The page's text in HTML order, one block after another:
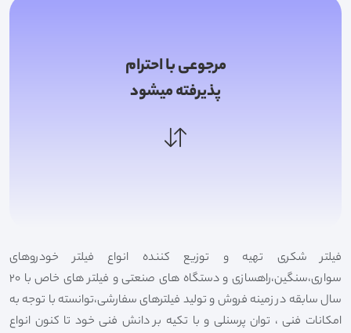
مرجوعی با احترام
پذیرفته میشود
فیلتر شکری تهیه و توزیع کننده انواع فیلتر خودروهای
سواری،سنگین،راهسازی و دستگاه های صنعتی و فیلتر های خاص با 20
سال سابقه در زمینه فروش و تولید فیلترهای سفارشی،توانسته با توجه به
امکانات فنی ، توان پرسنلی و با تکیه بر دانش فنی خود تا کنون انواع